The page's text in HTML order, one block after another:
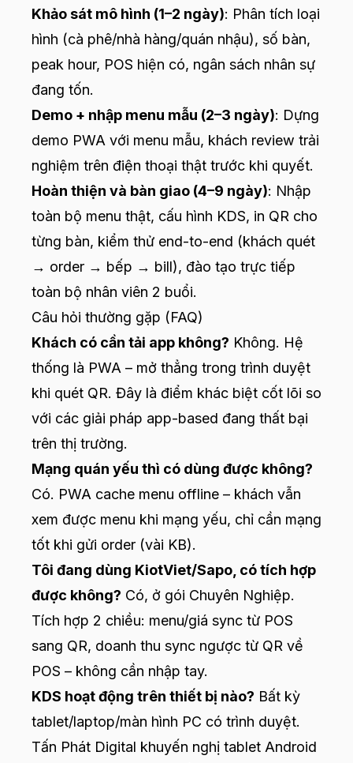
Khảo sát mô hình (1–2 ngày): Phân tích loại
hình (cà phê/nhà hàng/quán nhậu), số bàn,
peak hour, POS hiện có, ngân sách nhân sự
đang tốn.
Demo + nhập menu mẫu (2–3 ngày): Dựng
demo PWA với menu mẫu, khách review trải
nghiệm trên điện thoại thật trước khi quyết.
Hoàn thiện và bàn giao (4–9 ngày): Nhập
toàn bộ menu thật, cấu hình KDS, in QR cho
từng bàn, kiểm thử end-to-end (khách quét
→ order → bếp → bill), đào tạo trực tiếp
toàn bộ nhân viên 2 buổi.
Câu hỏi thường gặp (FAQ)
Khách có cần tải app không? Không. Hệ
thống là PWA – mở thẳng trong trình duyệt
khi quét QR. Đây là điểm khác biệt cốt lõi so
với các giải pháp app-based đang thất bại
trên thị trường.
Mạng quán yếu thì có dùng được không?
Có. PWA cache menu offline – khách vẫn
xem được menu khi mạng yếu, chỉ cần mạng
tốt khi gửi order (vài KB).
Tôi đang dùng KiotViet/Sapo, có tích hợp
được không? Có, ở gói Chuyên Nghiệp.
Tích hợp 2 chiều: menu/giá sync từ POS
sang QR, doanh thu sync ngược từ QR về
POS – không cần nhập tay.
KDS hoạt động trên thiết bị nào? Bất kỳ
tablet/laptop/màn hình PC có trình duyệt.
Tấn Phát Digital khuyến nghị tablet Android